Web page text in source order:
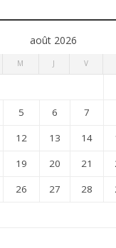
août 2026
M J V
5 6 7
12 13 14
19 20 21
26 27 28